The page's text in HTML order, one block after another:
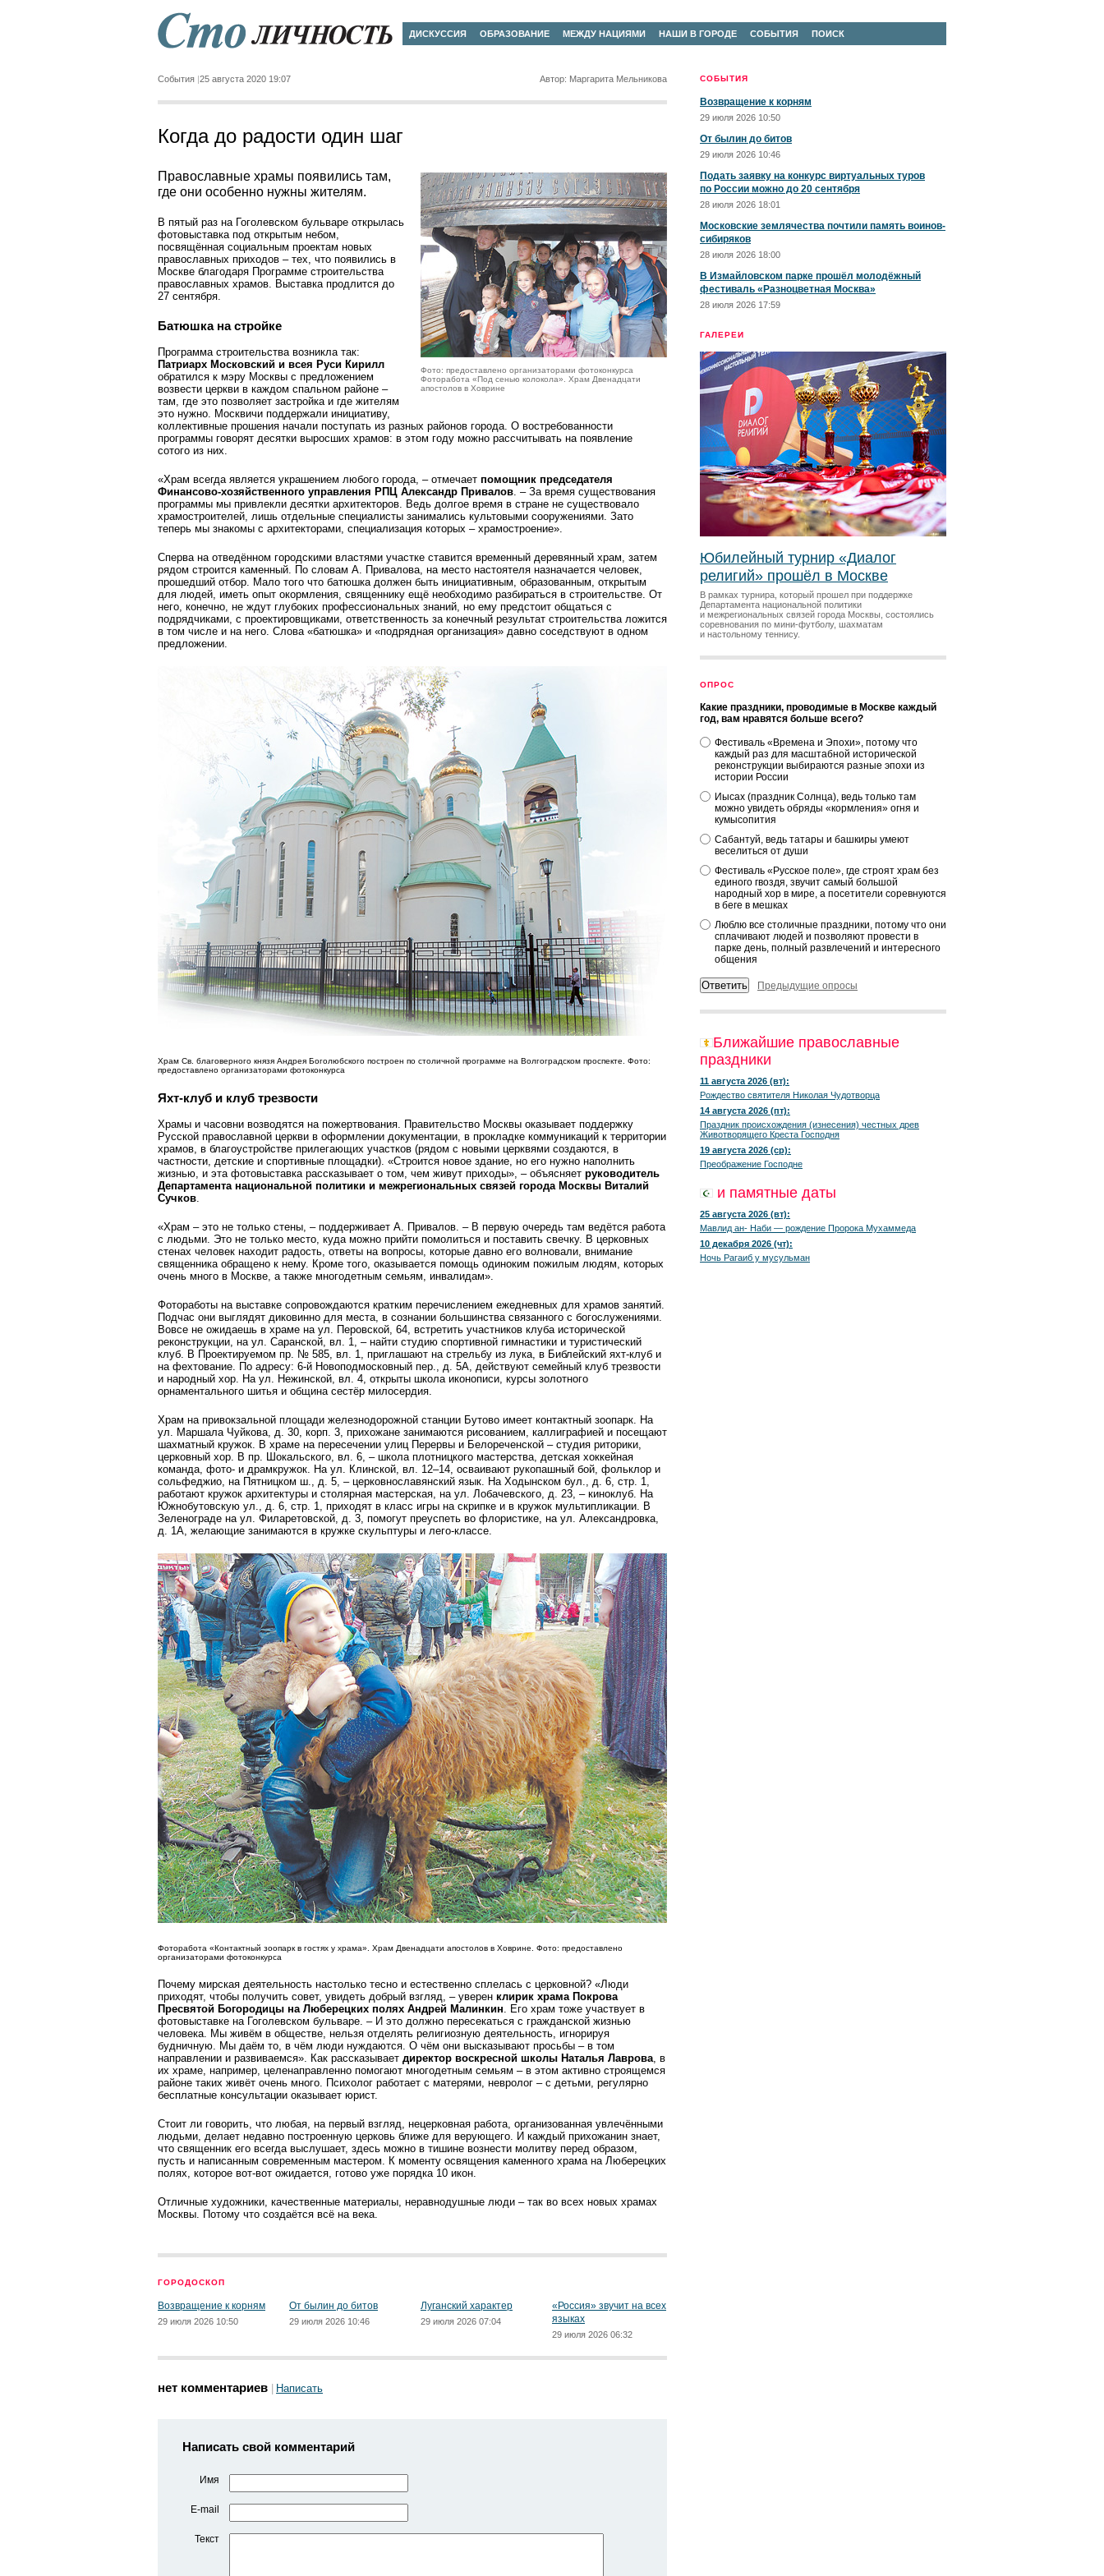
ДИСКУССИЯ ОБРАЗОВАНИЕ МЕЖДУ НАЦИЯМИ НАШИ В ГОРОДЕ СОБЫТИЯ ПОИСК
СОБЫТИЯ
Возвращение к корням
29 июля 2026 10:50
От былин до битов
29 июля 2026 10:46
Подать заявку на конкурс виртуальных туров
по России можно до 20 сентября
28 июля 2026 18:01
Московские землячества почтили память воинов-
сибиряков
28 июля 2026 18:00
В Измайловском парке прошёл молодёжный
фестиваль «Разноцветная Москва»
28 июля 2026 17:59
ГАЛЕРЕИ
Юбилейный турнир «Диалог
религий» прошёл в Москве
В рамках турнира, который прошел при поддержке
Департамента национальной политики
и межрегиональных связей города Москвы, состоялись
соревнования по мини-футболу, шахматам
и настольному теннису.
ОПРОС
Какие праздники, проводимые в Москве каждый
год, вам нравятся больше всего?
Фестиваль «Времена и Эпохи», потому что
каждый раз для масштабной исторической
реконструкции выбираются разные эпохи из
истории России
Иысах (праздник Солнца), ведь только там
можно увидеть обряды «кормления» огня и
кумысопития
Сабантуй, ведь татары и башкиры умеют
веселиться от души
Фестиваль «Русское поле», где строят храм без
единого гвоздя, звучит самый большой
народный хор в мире, а посетители соревнуются
в беге в мешках
Люблю все столичные праздники, потому что они
сплачивают людей и позволяют провести в
парке день, полный развлечений и интересного
общения
Предыдущие опросы
Ближайшие православные
праздники
11 августа 2026 (вт):
Рождество святителя Николая Чудотворца
14 августа 2026 (пт):
Праздник происхождения (изнесения) честных древ
Животворящего Креста Господня
19 августа 2026 (ср):
Преображение Господне
и памятные даты
25 августа 2026 (вт):
Мавлид ан- Наби — рождение Пророка Мухаммеда
10 декабря 2026 (чт):
Ночь Рагаиб у мусульман
События 25 августа 2020 19:07 Автор: Маргарита Мельникова
Когда до радости один шаг
Фото: предоставлено организаторами фотоконкурса
Фоторабота «Под сенью колокола». Храм Двенадцати
апостолов в Ховрине
Православные храмы появились там,
где они особенно нужны жителям.
В пятый раз на Гоголевском бульваре открылась
фотовыставка под открытым небом,
посвящённая социальным проектам новых
православных приходов – тех, что появились в
Москве благодаря Программе строительства
православных храмов. Выставка продлится до
27 сентября.
Батюшка на стройке
Программа строительства возникла так:
Патриарх Московский и всея Руси Кирилл
обратился к мэру Москвы с предложением
возвести церкви в каждом спальном районе –
там, где это позволяет застройка и где жителям
это нужно. Москвичи поддержали инициативу,
коллективные прошения начали поступать из разных районов города. О востребованности
программы говорят десятки выросших храмов: в этом году можно рассчитывать на появление
сотого из них.
«Храм всегда является украшением любого города, – отмечает помощник председателя
Финансово-хозяйственного управления РПЦ Александр Привалов. – За время существования
программы мы привлекли десятки архитекторов. Ведь долгое время в стране не существовало
храмостроителей, лишь отдельные специалисты занимались культовыми сооружениями. Зато
теперь мы знакомы с архитекторами, специализация которых – храмостроение».
Сперва на отведённом городскими властями участке ставится временный деревянный храм, затем
рядом строится каменный. По словам А. Привалова, на место настоятеля назначается человек,
прошедший отбор. Мало того что батюшка должен быть инициативным, образованным, открытым
для людей, иметь опыт окормления, священнику ещё необходимо разбираться в строительстве. От
него, конечно, не ждут глубоких профессиональных знаний, но ему предстоит общаться с
подрядчиками, с проектировщиками, ответственность за конечный результат строительства ложится
в том числе и на него. Слова «батюшка» и «подрядная организация» давно соседствуют в одном
предложении.
Храм Св. благоверного князя Андрея Боголюбского построен по столичной программе на Волгоградском проспекте. Фото:
предоставлено организаторами фотоконкурса
Яхт-клуб и клуб трезвости
Храмы и часовни возводятся на пожертвования. Правительство Москвы оказывает поддержку
Русской православной церкви в оформ­лении документации, в прокладке коммуникаций к территории
храмов, в благоустройстве прилегающих участков (рядом с новыми церквями создаются, в
частности, детские и спортивные площадки). «Строится новое здание, но его нужно наполнить
жизнью, и эта фотовыставка рассказывает о том, чем живут приходы», – объясняет руководитель
Департамента национальной политики и межрегиональных связей города Москвы Виталий
Сучков.
«Храм – это не только стены, – поддерживает А. Привалов. – В первую очередь там ведётся работа
с людьми. Это не только место, куда можно прийти помолиться и поставить свечку. В церковных
стенах человек находит радость, ответы на вопросы, которые давно его волновали, внимание
священника обращено к нему. Кроме того, оказывается помощь одиноким пожилым людям, которых
очень много в Москве, а также многодетным семьям, инвалидам».
Фотоработы на выставке сопровождаются кратким перечислением ежедневных для храмов занятий.
Подчас они выглядят диковинно для места, в сознании большинства связанного с богослужениями.
Вовсе не ожидаешь в храме на ул. Перовской, 64, встретить участников клуба исторической
реконструкции, на ул. Саранской, вл. 1, – найти студию спортивной гимнастики и туристический
клуб. В Проектируемом пр. № 585, вл. 1, приглашают на стрельбу из лука, в Библейский яхт-клуб и
на фехтование. По адресу: 6-й Новоподмосковный пер., д. 5А, действуют семейный клуб трезвости
и народный хор. На ул. Нежинской, вл. 4, открыты школа иконописи, курсы золотного
орнаментального шитья и община сестёр милосердия.
Храм на привокзальной площади железнодорожной станции Бутово имеет контактный зоопарк. На
ул. Маршала Чуйкова, д. 30, корп. 3, прихожане занимаются рисованием, каллиграфией и посещают
шахматный кружок. В храме на пересечении улиц Перервы и Белореченской – студия риторики,
церковный хор. В пр. Шокальского, вл. 6, – школа плотницкого мастерства, детская хоккейная
команда, фото- и драм­кружок. На ул. Клинской, вл. 12–14, осваивают рукопашный бой, фольклор и
сольфеджио, на Пятницком ш., д. 5, – церковнославянский язык. На Ходынском бул., д. 6, стр. 1,
работают кружок архитектуры и столярная мастерская, на ул. Лобачевского, д. 23, – киноклуб. На
Южнобутовскую ул., д. 6, стр. 1, приходят в класс игры на скрипке и в кружок мультипликации. В
Зелено­граде на ул. Филаретовской, д. 3, помогут преуспеть во флористике, на ул. Александровка,
д. 1А, желающие занимаются в кружке скульптуры и лего-классе.
Фоторабота «Контактный зоопарк в гостях у храма». Храм Двенадцати апостолов в Ховрине. Фото: предоставлено
организаторами фотоконкурса
Почему мирская деятельность настолько тесно и естественно сплелась с церковной? «Люди
приходят, чтобы получить совет, увидеть добрый взгляд, – уверен клирик храма Покрова
Пресвятой Богородицы на Люберецких полях Андрей Малинкин. Его храм тоже участвует в
фотовыставке на Гоголевском бульваре. – И это должно пересекаться с гражданской жизнью
человека. Мы живём в обществе, нельзя отделять религиозную деятельность, игнорируя
будничную. Мы даём то, в чём люди нуждаются. О чём они высказывают просьбы – в том
направлении и развиваемся». Как рассказывает директор воскресной школы Наталья Лаврова, в
их храме, например, целенаправленно помогают многодетным семьям – в этом активно строящемся
районе таких живёт очень много. Психолог работает с матерями, невролог – с детьми, регулярно
бесплатные консультации оказывает юрист.
Стоит ли говорить, что любая, на первый взгляд, нецерковная работа, организованная увлечёнными
людьми, делает недавно построенную церковь ближе для верующего. И каждый прихожанин знает,
что священник его всегда выслушает, здесь можно в тишине вознести молитву перед образом,
пусть и написанным современным мастером. К моменту освящения каменного храма на Люберецких
полях, которое вот-вот ожидается, готово уже порядка 10 икон.
Отличные художники, качественные материалы, неравнодушные люди – так во всех новых храмах
Москвы. Потому что создаётся всё на века.
ГОРОДОСКОП
Возвращение к корням
29 июля 2026 10:50
От былин до битов
29 июля 2026 10:46
Луганский характер
29 июля 2026 07:04
«Россия» звучит на всех
языках
29 июля 2026 06:32
нет комментариев Написать
Написать свой комментарий
Имя
E-mail
Текст